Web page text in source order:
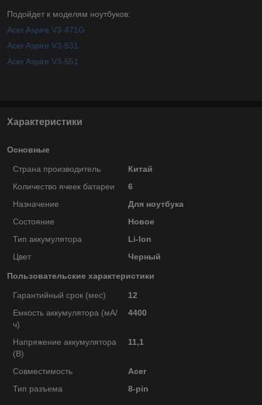
Подойдет к моделям ноутбуков:
Acer Aspire V3-471G
Acer Aspire V3-531
Acer Aspire V3-551
Характеристики
Основные
Страна производитель
Китай
Количество ячеек батареи
6
Назначение
Для ноутбука
Состояние
Новое
Тип аккумулятора
Li-Ion
Цвет
Черный
Пользовательские характеристики
Гарантийный срок (мес)
12
Емкость аккумулятора (мА/
ч)
4400
Напряжение аккумулятора
(В)
11,1
Совместимость
Acer
Тип разъема
8-pin